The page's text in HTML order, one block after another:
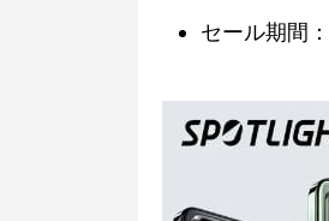
セール期間：